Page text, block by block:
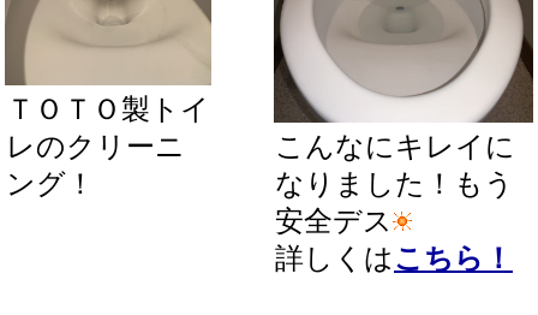
ＴＯＴＯ製トイ
レのクリーニ
ング！
こんなにキレイに
なりました！もう
安全デス
詳しくはこちら！